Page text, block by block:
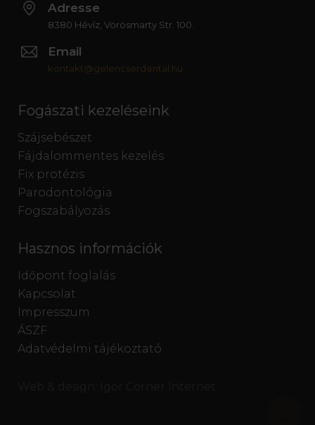
Adresse
8380 Hévíz, Vörösmarty Str. 100.
Email
kontakt@gelencserdental.hu
Fogászati kezeléseink
Szájsebészet
Fájdalommentes kezelés
Fix protézis
Parodontológia
Fogszabályozás
Hasznos információk
Időpont foglalás
Kapcsolat
Impresszum
ÁSZF
Adatvédelmi tájékoztató